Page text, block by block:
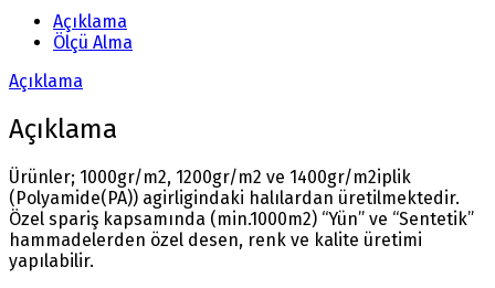
Açıklama
Ölçü Alma
Açıklama
Açıklama
Ürünler; 1000gr/m2, 1200gr/m2 ve 1400gr/m2iplik
(Polyamide(PA)) agirligindaki halılardan üretilmektedir.
Özel spariş kapsamında (min.1000m2) “Yün” ve “Sentetik”
hammadelerden özel desen, renk ve kalite üretimi
yapılabilir.